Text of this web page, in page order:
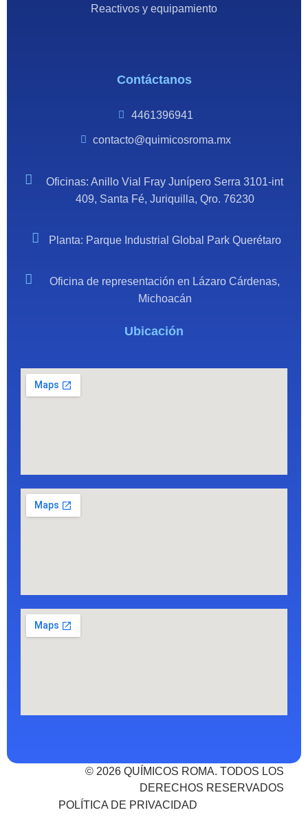
Reactivos y equipamiento
Contáctanos
4461396941
contacto@quimicosroma.mx
Oficinas: Anillo Vial Fray Junípero Serra 3101-int
409, Santa Fé, Juriquilla, Qro. 76230
Planta: Parque Industrial Global Park Querétaro
Oficina de representación en Lázaro Cárdenas,
Michoacán
Ubicación
© 2026 QUÍMICOS ROMA. TODOS LOS
DERECHOS RESERVADOS
POLÍTICA DE PRIVACIDAD